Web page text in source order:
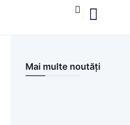
Mai multe noutăți